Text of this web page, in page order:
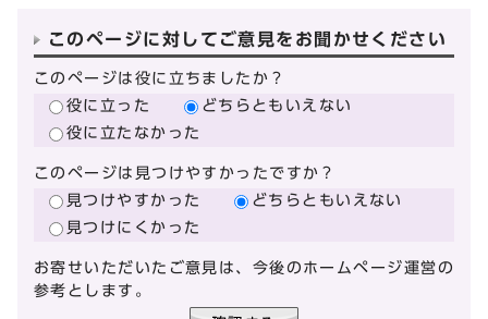
このページに対してご意見をお聞かせください
このページは役に立ちましたか？
役に立った
どちらともいえない
役に立たなかった
このページは見つけやすかったですか？
見つけやすかった
どちらともいえない
見つけにくかった
お寄せいただいたご意見は、今後のホームページ運営の
参考とします。